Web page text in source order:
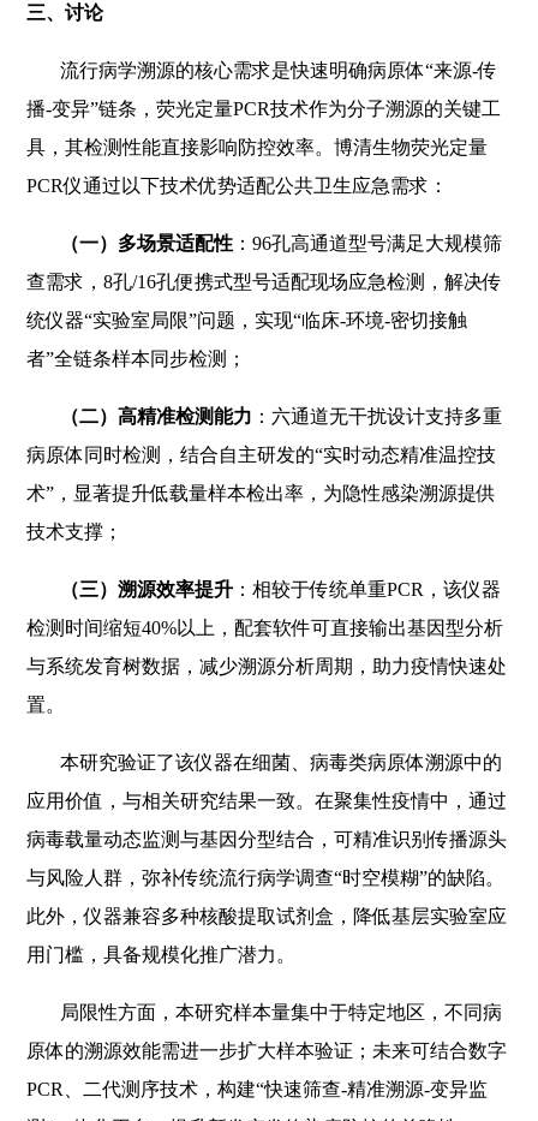
三、讨论
流行病学溯源的核心需求是快速明确病原体“来源-传
播-变异”链条，荧光定量PCR技术作为分子溯源的关键工
具，其检测性能直接影响防控效率。博清生物荧光定量
PCR仪通过以下技术优势适配公共卫生应急需求：
（一）多场景适配性 ：96孔高通道型号满足大规模筛
查需求，8孔/16孔便携式型号适配现场应急检测，解决传
统仪器“实验室局限”问题，实现“临床-环境-密切接触
者”全链条样本同步检测；
（二）高精准检测能力 ：六通道无干扰设计支持多重
病原体同时检测，结合自主研发的“实时动态精准温控技
术”，显著提升低载量样本检出率，为隐性感染溯源提供
技术支撑；
（三）溯源效率提升 ：相较于传统单重PCR，该仪器
检测时间缩短40%以上，配套软件可直接输出基因型分析
与系统发育树数据，减少溯源分析周期，助力疫情快速处
置。
本研究验证了该仪器在细菌、病毒类病原体溯源中的
应用价值，与相关研究结果一致。在聚集性疫情中，通过
病毒载量动态监测与基因分型结合，可精准识别传播源头
与风险人群，弥补传统流行病学调查“时空模糊”的缺陷。
此外，仪器兼容多种核酸提取试剂盒，降低基层实验室应
用门槛，具备规模化推广潜力。
局限性方面，本研究样本量集中于特定地区，不同病
原体的溯源效能需进一步扩大样本验证；未来可结合数字
PCR、二代测序技术，构建“快速筛查-精准溯源-变异监